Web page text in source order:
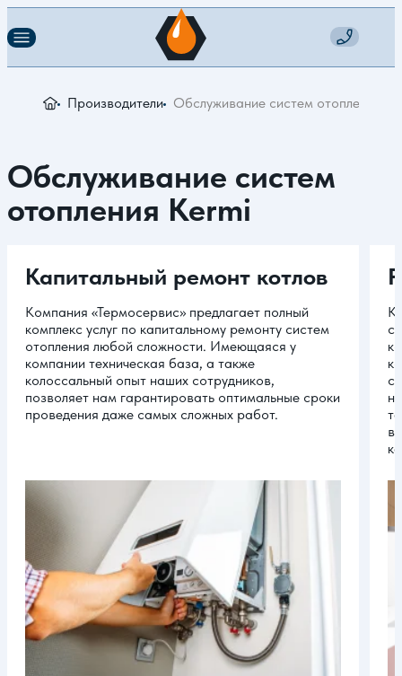
Производители Обслуживание систем отопления
Обслуживание систем
отопления Kermi
Капитальный ремонт котлов
Компания «Термосервис» предлагает полный
комплекс услуг по капитальному ремонту систем
отопления любой сложности. Имеющаяся у
компании техническая база, а также
колоссальный опыт наших сотрудников,
позволяет нам гарантировать оптимальные сроки
проведения даже самых сложных работ.